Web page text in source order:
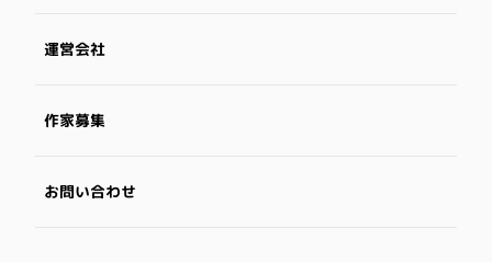
運営会社
作家募集
お問い合わせ